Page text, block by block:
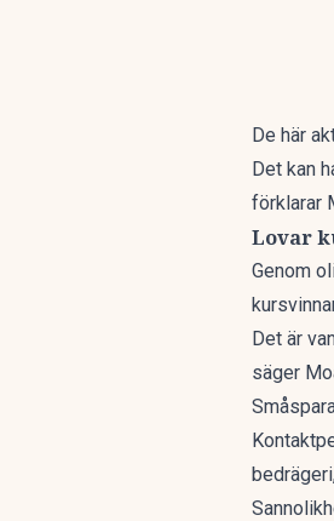
De här
Det kan
förklarar
Lovar
Genom
Det är
säger